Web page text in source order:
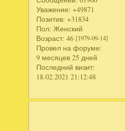
Уважение: +49871
Позитив: +31834
Пол: Женский
Возраст: 46 [1979-09-14]
Провел на форуме:
9 месяцев 25 дней
Последний визит:
18.02.2021 21:12:48